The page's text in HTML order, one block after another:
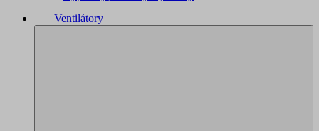
Ventilátory